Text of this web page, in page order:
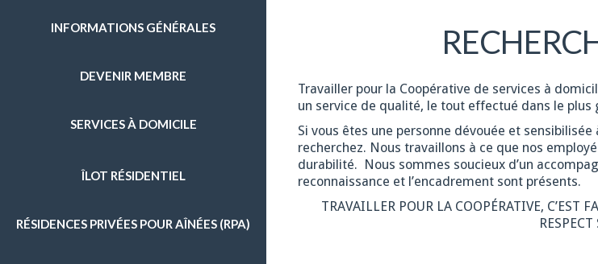
INFORMATIONS GÉNÉRALES
DEVENIR MEMBRE
SERVICES À DOMICILE
PRÉPARATION DE REPAS
ÎLOT RÉSIDENTIEL
RÉSIDENCES PRIVÉES POUR AÎNÉES (RPA)
Travailler pour la Coopérative de services à
un service de qualité, le tout effectué dans le plus
Si vous êtes une personne dévouée et
recherchez. Nous travaillons à ce que nos
durabilité. Nous sommes soucieux d’un
reconnaissance et l’encadrement sont présents.
TRAVAILLER POUR LA COOPÉRATIVE, C’EST